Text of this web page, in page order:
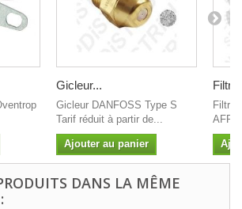
Gicleur...
Gicleur DANFOSS Type S
Tarif réduit à partir de...
Ajouter au panier
Filtre
Filtre
DANS LA MÊME